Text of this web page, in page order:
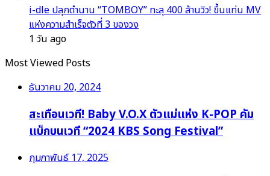
i-dle ปลุกตำนาน “TOMBOY” ทะลุ 400 ล้านวิว! ขึ้นแท่น MV
แห่งความสำเร็จตัวที่ 3 ของวง
1 วัน ago
Most Viewed Posts
ธันวาคม 20, 2024
สะเทือนเวที! Baby V.O.X ตัวแม่แห่ง K-POP คัม
แบ็กบนเวที “2024 KBS Song Festival”
กุมภาพันธ์ 17, 2025